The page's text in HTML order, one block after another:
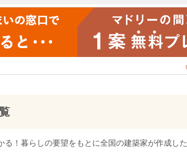
る！暮らしの要望をもとに全国の建築家が作成し